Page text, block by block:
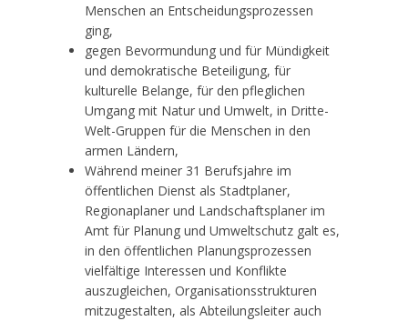
Menschen an Entscheidungsprozessen
ging,
gegen Bevormundung und für Mündigkeit
und demokratische Beteiligung, für
kulturelle Belange, für den pfleglichen
Umgang mit Natur und Umwelt, in Dritte-
Welt-Gruppen für die Menschen in den
armen Ländern,
Während meiner 31 Berufsjahre im
öffentlichen Dienst als Stadtplaner,
Regionaplaner und Landschaftsplaner im
Amt für Planung und Umweltschutz galt es,
in den öffentlichen Planungsprozessen
vielfältige Interessen und Konflikte
auszugleichen, Organisationsstrukturen
mitzugestalten, als Abteilungsleiter auch